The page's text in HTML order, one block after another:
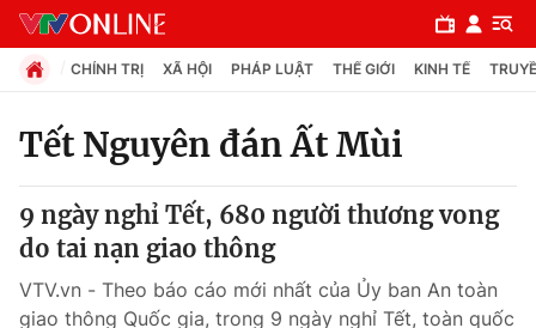
Chuyên mục
Chính trị
Xã hội
CHÍNH TRỊ XÃ HỘI PHÁP LUẬT THẾ GIỚI KINH TẾ
Tết Nguyên đán Ất Mùi
9 ngày nghỉ Tết, 680 người thương vong
do tai nạn giao thông
VTV.vn - Theo báo cáo mới nhất của Ủy ban An toàn
giao thông Quốc gia, trong 9 ngày nghỉ Tết, toàn quốc